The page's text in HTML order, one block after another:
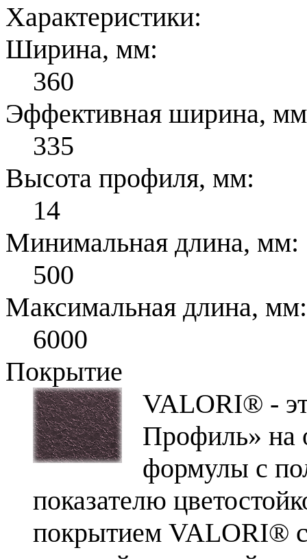
Характеристики:
Ширина, мм:
360
Эффективная ширина,
335
Высота профиля, мм:
14
Минимальная длина, мм:
500
Максимальная длина, мм:
6000
Покрытие
VALORI® -
Профиль» на
формулы с
показателю
покрытием VALORI®